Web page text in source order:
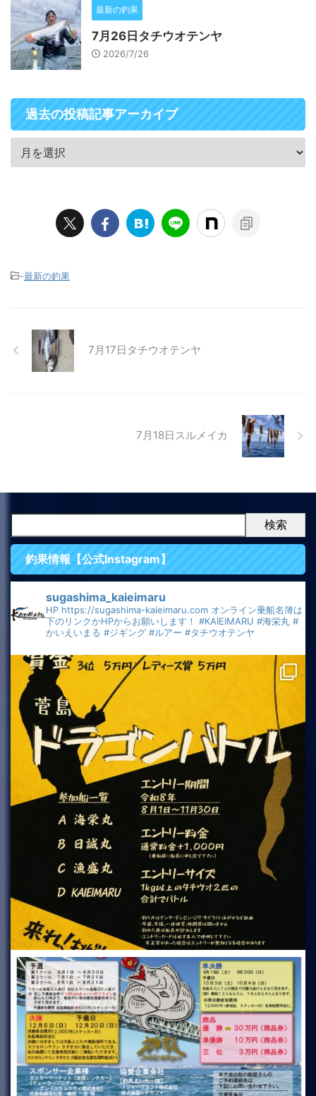
最新の釣果
7月26日タチウオテンヤ
2026/7/26
過去の投稿記事アーカイブ
-最新の釣果
7月17日タチウオテンヤ
7月18日スルメイカ
検索
釣果情報【公式Instagram】
sugashima_kaieimaru
HP https://sugashima-kaieimaru.com オンライン乗船名簿は
下のリンクかHPからお願いします！ #KAIEIMARU #海栄丸 #
かいえいまる #ジギング #ルアー #タチウオテンヤ